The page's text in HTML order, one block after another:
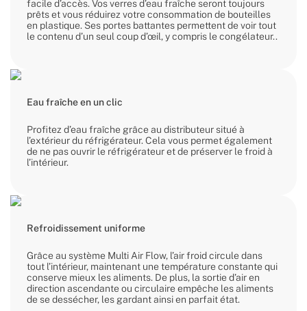
facile d’accès. Vos verres d’eau fraîche seront toujours
prêts et vous réduirez votre consommation de bouteilles
en plastique. Ses portes battantes permettent de voir tout
le contenu d’un seul coup d’œil, y compris le congélateur..
Eau fraîche en un clic
Profitez d’eau fraîche grâce au distributeur situé à
l’extérieur du réfrigérateur. Cela vous permet également
de ne pas ouvrir le réfrigérateur et de préserver le froid à
l’intérieur.
Refroidissement uniforme
Grâce au système Multi Air Flow, l’air froid circule dans
tout l’intérieur, maintenant une température constante qui
conserve mieux les aliments. De plus, la sortie d’air en
direction ascendante ou circulaire empêche les aliments
de se dessécher, les gardant ainsi en parfait état.